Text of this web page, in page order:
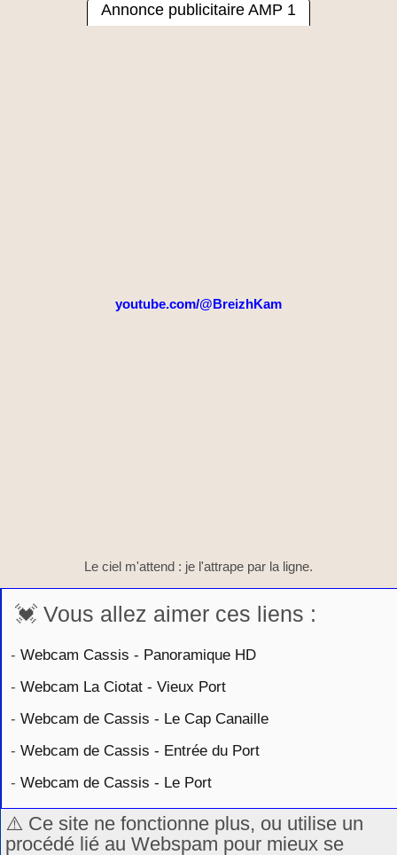
Annonce publicitaire AMP 1
youtube.com/@BreizhKam
Le ciel m'attend : je l'attrape par la ligne.
💓 Vous allez aimer ces liens :
- Webcam Cassis - Panoramique HD
- Webcam La Ciotat - Vieux Port
- Webcam de Cassis - Le Cap Canaille
- Webcam de Cassis - Entrée du Port
- Webcam de Cassis - Le Port
⚠️ Ce site ne fonctionne plus, ou utilise un
procédé lié au Webspam pour mieux se